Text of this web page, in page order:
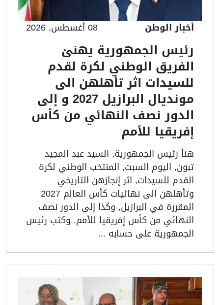
أخبار الوطن 08 أغسطس, 2026
رئيس الجمهورية يهنئ
الفريق الوطني لكرة لقدم
للسيدات اثر تأهلهن الى
مونديال البرازيل 2027 و إلى
الدور نصف النهائي من كأس
إفريقيا للأمم
هنأ رئيس الجمهورية, السيد عبد المجيد
تبون, اليوم السبت, المنتخب الوطني لكرة
القدم للسيدات, اثر إنجازهن التاريخي
وتأهلهن الى نهائيات كأس العالم 2027
المقررة في البرازيل, وكذا إلى الدور نصف
النهائي من كأس إفريقيا للأمم. وكتب رئيس
الجمهورية على حسابه ...